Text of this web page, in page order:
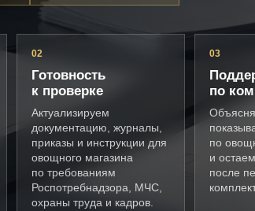
02
Готовность
к проверке
Актуализируем
документацию, журналы,
приказы и инструкции для
овощного магазина
по требованиям
Роспотребнадзора, МЧС,
охраны труда и кадров.
03
по
по
и
после